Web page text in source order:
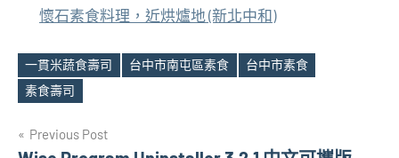
懷石素食料理，近烘爐地 (新北中和)
Tags
一貫米蔬食壽司 台中市南屯區素食
台中市素食
素食壽司
文Previous Post